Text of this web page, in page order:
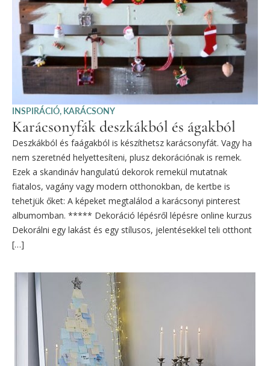
INSPIRÁCIÓ, KARÁCSONY
Karácsonyfák deszkákból és ágakból
Deszkákból és faágakból is készíthetsz karácsonyfát. Vagy ha
nem szeretnéd helyettesíteni, plusz dekorációnak is remek.
Ezek a skandináv hangulatú dekorok remekül mutatnak
fiatalos, vagány vagy modern otthonokban, de kertbe is
tehetjük őket: A képeket megtalálod a karácsonyi pinterest
albumomban. ***** Dekoráció lépésről lépésre online kurzus
Dekorálni egy lakást és egy stílusos, jelentésekkel teli otthont
[…]